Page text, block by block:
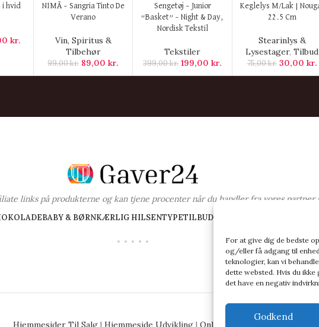
For at give dig de bedste
og/eller få adgang til
teknologier, kan vi
dette websted. Hvis du
det have en negativ
Godkend
i hvid
kr.
KØB HER
NIMÃ – Sangria Tinto De
Verano
Vin, Spiritus &
Tilbehør
99,00kr. 89,00kr.
KØB HER
Sengetøj – Junior
“Basket” – Night & Day,
Nordisk Tekstil
Tekstiler
399,00kr. 199,00kr.
KØB HER
Keglelys M/Lak |
22.5 Cm
Stearinlys &
Lysestager,Tilbud
75,00kr. 30,00 kr.
links på produkterne og kan tjene procenter når du handler fra vores partner
BABY & BØRNKÆRLIG HILSENTYPETILBUD PÅ GAVER